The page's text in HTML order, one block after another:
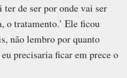
de ser por onde vai ser
o tratamento.’ Ele ficou
não lembro por quanto
precisaria ficar em prece o